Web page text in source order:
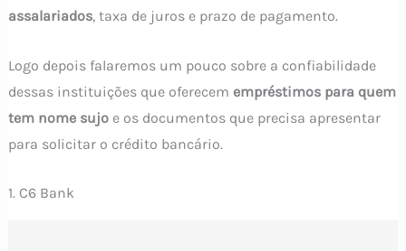
assalariados, taxa de juros e prazo de pagamento.
Logo depois falaremos um pouco sobre a confiabilidade
dessas instituições que oferecem empréstimos para quem
tem nome sujoe os documentos que precisa apresentar
para solicitar o crédito bancário.
1. C6 Bank